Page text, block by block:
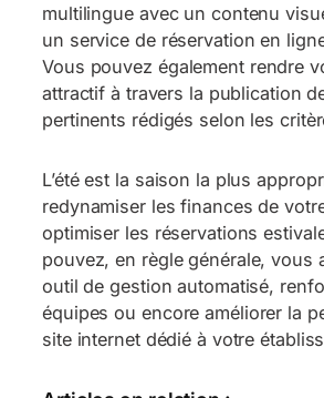
multilingue avec un contenu
un service de réservation en
Vous pouvez également rendre
attractif à travers la publication
pertinents rédigés selon les
L’été est la saison la plus
redynamiser les finances de
optimiser les réservations
pouvez, en règle générale, vous
outil de gestion automatisé,
équipes ou encore améliorer la
site internet dédié à votre